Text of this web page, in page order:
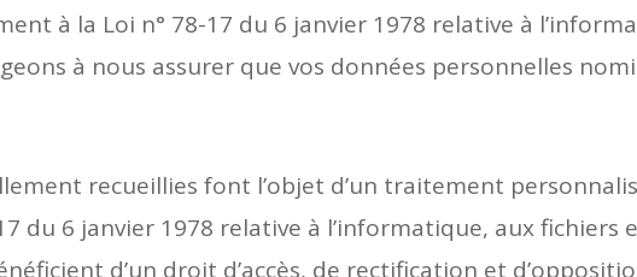
à la Loi n° 78-17 du 6 janvier 1978 relative à
à nous assurer que vos données personnelles
recueillies font l’objet d’un traitement
du 6 janvier 1978 relative à l’informatique, aux fichiers
d’un droit d’accès, de rectification et